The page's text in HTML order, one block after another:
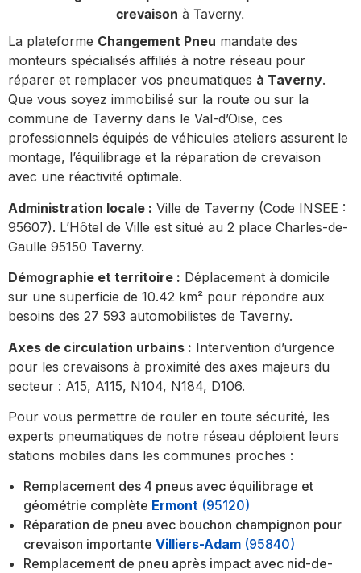
crevaison à Taverny.
La plateforme Changement Pneu mandate des
monteurs spécialisés affiliés à notre réseau pour
réparer et remplacer vos pneumatiques à Taverny.
Que vous soyez immobilisé sur la route ou sur la
commune de Taverny dans le Val-d’Oise, ces
professionnels équipés de véhicules ateliers assurent le
montage, l’équilibrage et la réparation de crevaison
avec une réactivité optimale.
Administration locale : Ville de Taverny (Code INSEE :
95607). L’Hôtel de Ville est situé au 2 place Charles-de-
Gaulle 95150 Taverny.
Démographie et territoire : Déplacement à domicile
sur une superficie de 10.42 km² pour répondre aux
besoins des 27 593 automobilistes de Taverny.
Axes de circulation urbains : Intervention d’urgence
pour les crevaisons à proximité des axes majeurs du
secteur : A15, A115, N104, N184, D106.
Pour vous permettre de rouler en toute sécurité, les
experts pneumatiques de notre réseau déploient leurs
stations mobiles dans les communes proches :
Remplacement des 4 pneus avec équilibrage et
géométrie complète Ermont (95120)
Réparation de pneu avec bouchon champignon pour
crevaison importante Villiers-Adam (95840)
Remplacement de pneu après impact avec nid-de-